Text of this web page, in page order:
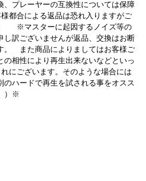
、プレーヤーの互換性については保障
合による返品は恐れ入りますがご
※マスターに起因するノイズ等の
し訳ございませんが返品、交換はお断
。 また商品によりましてはお客様ご
の相性により再生出来ないなどといっ
にございます。そのような場合には
のハードで再生を試される事をオスス
）※